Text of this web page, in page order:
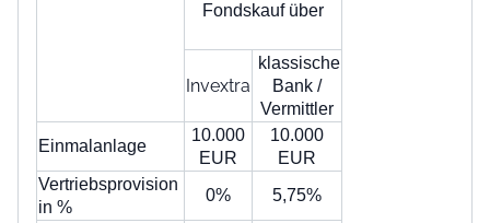
Fondskauf über
Invextra
klassische
Bank /
Vermittler
Einmalanlage
10.000
EUR
10.000
EUR
Vertriebsprovision
in %
0% 5,75%